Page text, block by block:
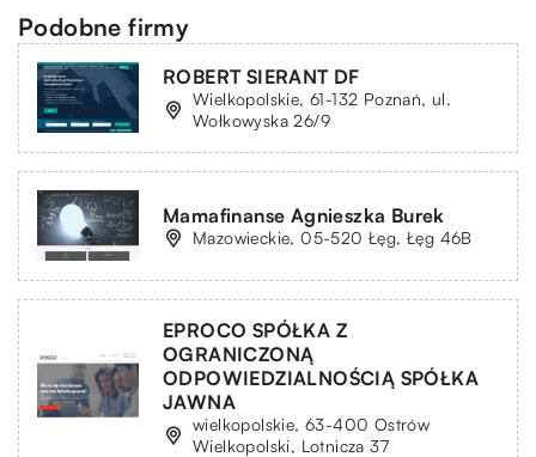
Podobne firmy
ROBERT SIERANT DF
Wielkopolskie, 61-132 Poznań, ul.
Wołkowyska 26/9
Mamafinanse Agnieszka Burek
Mazowieckie, 05-520 Łęg, Łęg 46B
EPROCO SPÓŁKA Z
OGRANICZONĄ
ODPOWIEDZIALNOŚCIĄ SPÓŁKA
JAWNA
wielkopolskie, 63-400 Ostrów
Wielkopolski, Lotnicza 37